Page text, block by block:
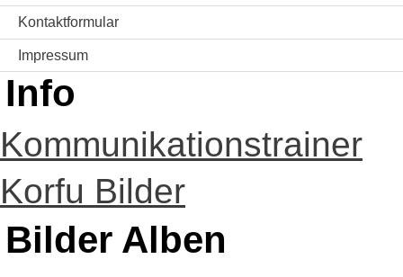
Kontaktformular
Impressum
Info
Kommunikationstrainer
Korfu Bilder
Bilder Alben